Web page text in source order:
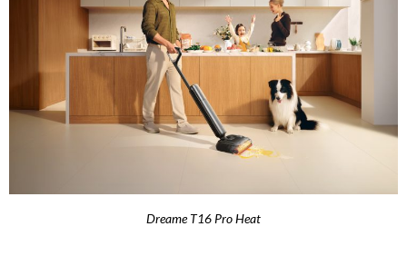
Dreame T16 Pro Heat